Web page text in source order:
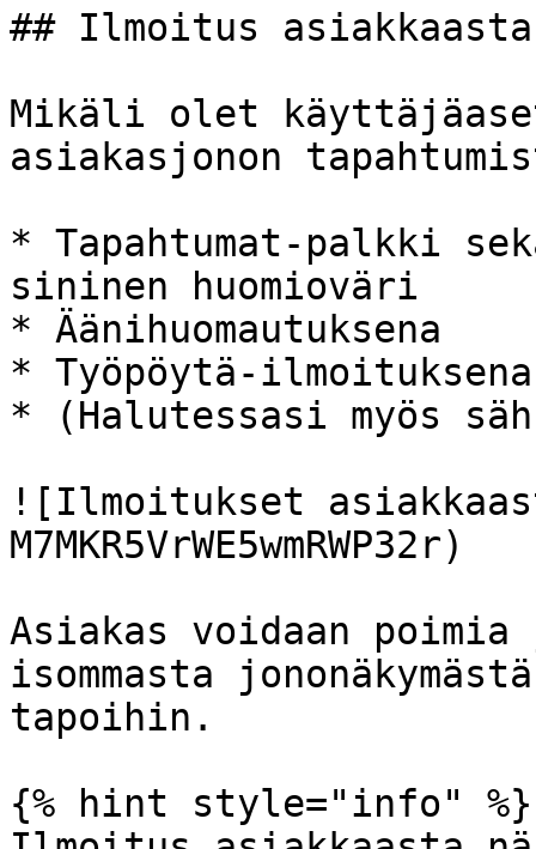
## Ilmoitus asiakkaasta
Mikäli olet
asiakasjonon
* Tapahtumat-palkki
sininen huomioväri
* Äänihuomautuksena
* Työpöytä-
* (Halutessasi myös
![Ilmoitukset
M7MKR5VrWE5wmRWP32r)
Asiakas voidaan
isommasta
tapoihin.
{% hint style="info" %}